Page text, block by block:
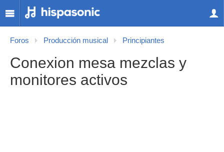
Foros Producción musical Principiantes
Conexion mesa mezclas y
monitores activos